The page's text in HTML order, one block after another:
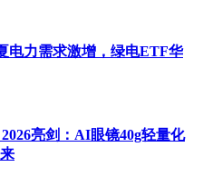
电力需求激增，绿电ETF华
亮剑：AI眼镜40g轻量化